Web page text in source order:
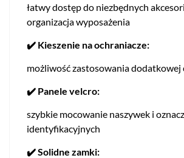
łatwy dostęp do niezbędnych
organizacja wyposażenia
✔️ Kieszenie na ochraniacze:
możliwość zastosowania dodatkowej
✔️ Panele velcro:
szybkie mocowanie naszywek i
identyfikacyjnych
✔️ Solidne zamki: